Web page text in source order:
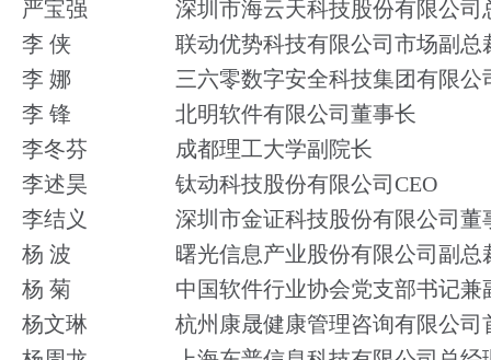
严宝强
深圳市海云天科技股份有限公司
李 侠
联动优势科技有限公司市场副总
李 娜
三六零数字安全科技集团有限公
李 锋
北明软件有限公司董事长
李冬芬
成都理工大学副院长
李述昊
钛动科技股份有限公司CEO
李结义
深圳市金证科技股份有限公司董
杨 波
曙光信息产业股份有限公司副总
杨 菊
中国软件行业协会党支部书记兼
杨文琳
杭州康晟健康管理咨询有限公司